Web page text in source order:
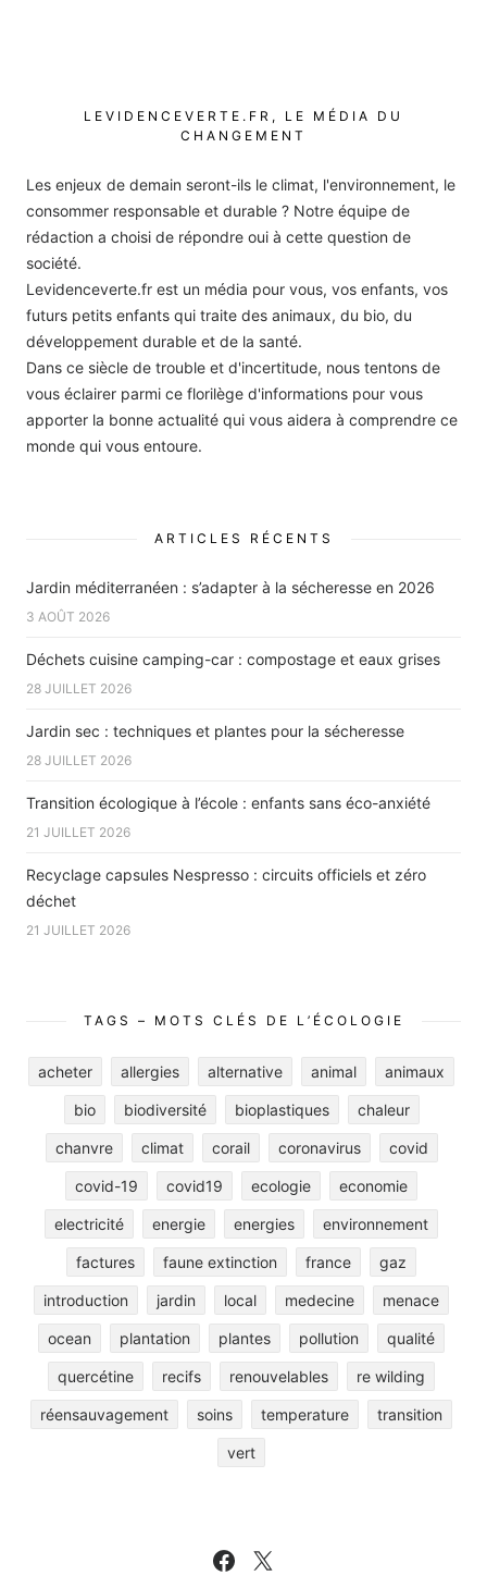
LEVIDENCEVERTE.FR, LE MÉDIA DU
CHANGEMENT
Les enjeux de demain seront-ils le climat, l'environnement, le
consommer responsable et durable ? Notre équipe de
rédaction a choisi de répondre oui à cette question de
société.
Levidenceverte.fr est un média pour vous, vos enfants, vos
futurs petits enfants qui traite des animaux, du bio, du
développement durable et de la santé.
Dans ce siècle de trouble et d'incertitude, nous tentons de
vous éclairer parmi ce florilège d'informations pour vous
apporter la bonne actualité qui vous aidera à comprendre ce
monde qui vous entoure.
ARTICLES RÉCENTS
Jardin méditerranéen : s’adapter à la sécheresse en 2026
3 AOÛT 2026
Déchets cuisine camping-car : compostage et eaux grises
28 JUILLET 2026
Jardin sec : techniques et plantes pour la sécheresse
28 JUILLET 2026
Transition écologique à l’école : enfants sans éco-anxiété
21 JUILLET 2026
Recyclage capsules Nespresso : circuits officiels et zéro
déchet
21 JUILLET 2026
TAGS – MOTS CLÉS DE L’ÉCOLOGIE
acheter allergies alternative animal animaux
bio biodiversité bioplastiques chaleur
chanvre climat corail coronavirus covid
covid-19 covid19 ecologie economie
electricité energie energies environnement
factures faune extinction france gaz
introduction jardin local medecine menace
ocean plantation plantes pollution qualité
quercétine recifs renouvelables re wilding
réensauvagement soins temperature transition
vert